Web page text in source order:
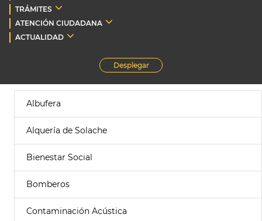
TRÁMITES
ATENCIÓN CIUDADANA
ACTUALIDAD
Desplegar
Albufera
Alquería de Solache
Bienestar Social
Bomberos
Contaminación Acústica